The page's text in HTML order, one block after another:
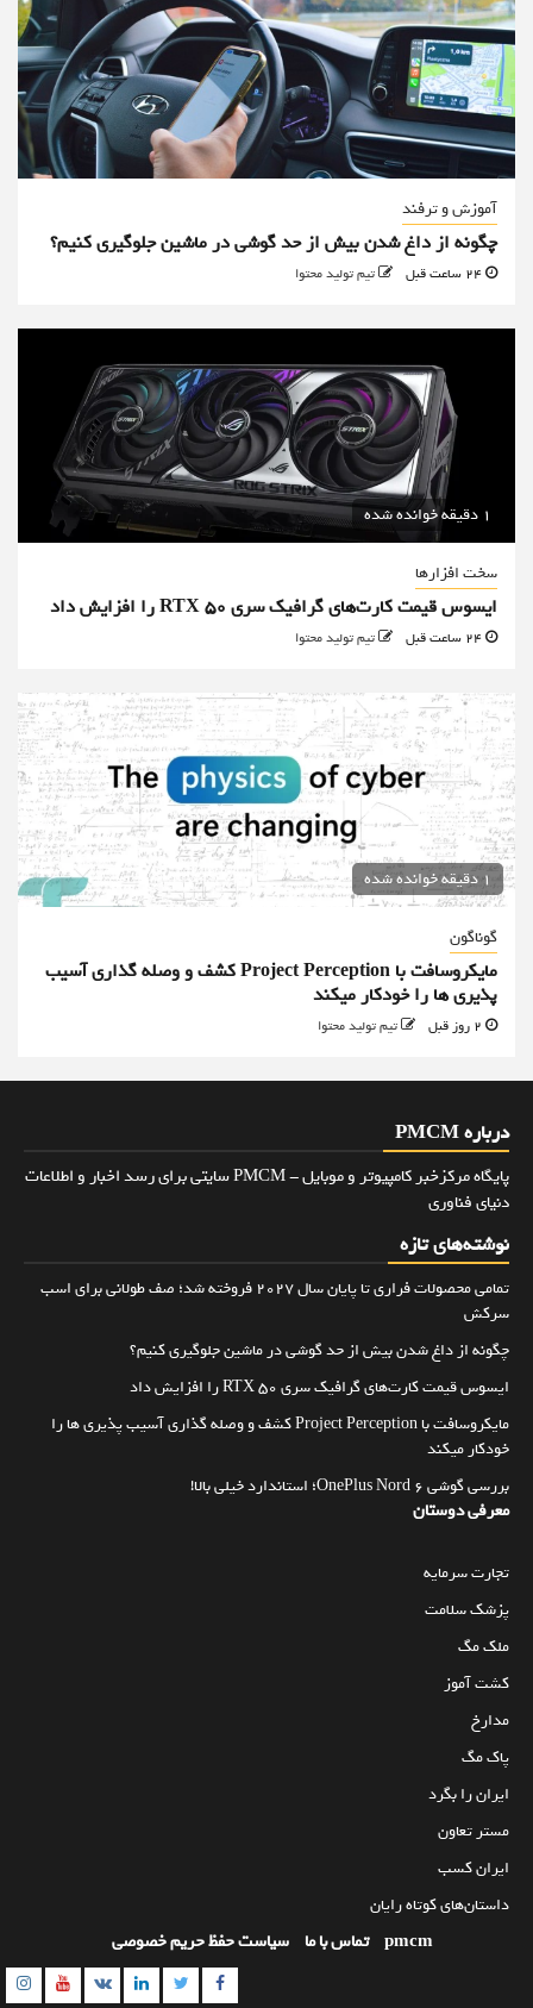
آموزش و ترفند
چگونه از داغ شدن بیش از حد گوشی در ماشین جلوگیری کنیم؟
تیم تولید محتوا
1 دقیقه خوانده شده
سخت افزارها
ایسوس قیمت کارت‌های گرافیک سری RTX 50 را افزایش داد
تیم تولید محتوا
1 دقیقه خوانده شده
گوناگون
مایکروسافت با Project Perception کشف و وصله گذاری آسیب
پذیری ها را خودکار میکند
تیم تولید محتوا
درباره PMCM
پایگاه مرکزخبر کامپیوتر و موبایل - PMCM سایتی برای رسد اخبار و اطلاعات
دنیای فناوری
نوشته‌های تازه
تمامی محصولات فراری تا پایان سال ۲۰۲۷ فروخته شد؛ صف طولانی برای اسب
سرکش
چگونه از داغ شدن بیش از حد گوشی در ماشین جلوگیری کنیم؟
ایسوس قیمت کارت‌های گرافیک سری RTX 50 را افزایش داد
مایکروسافت با Project Perception کشف و وصله گذاری آسیب پذیری ها را
خودکار میکند
بررسی گوشی OnePlus Nord 6؛ استاندارد خیلی بالا!
معرفی دوستان
تجارت سرمایه
پزشک سلامت
ملک مگ
کشت آموز
مدارخ
پاک مگ
ایران را بگرد
مستر تعاون
ایران کسب
داستان‌های کوتاه رایان
pmcm تماس با ما سیاست حفظ حریم خصوصی
Facebook
Twitter
Linkedin
VK